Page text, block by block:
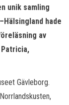
unik samling
hade
av
Patricia,
Gävleborg.